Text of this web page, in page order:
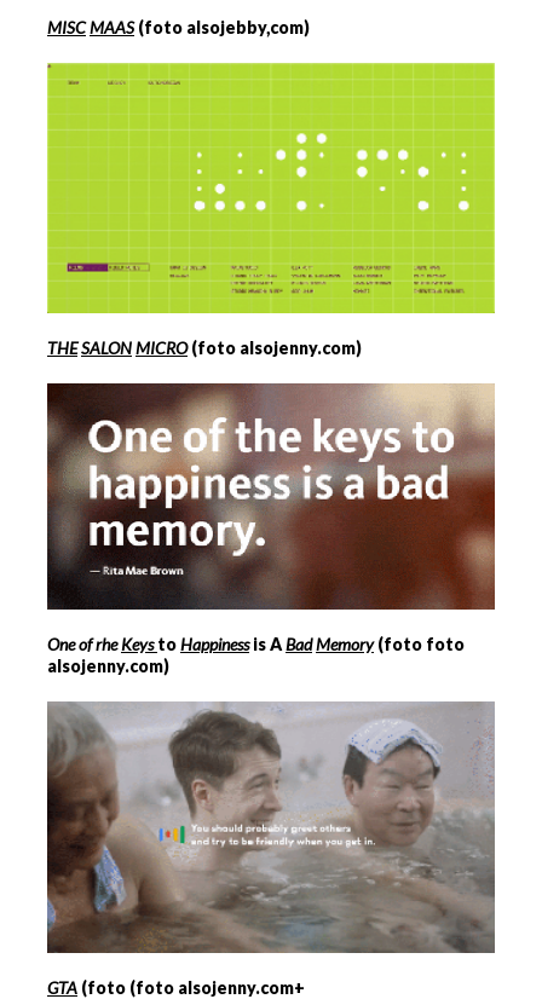
MISCMAAS(foto alsojebby,com)
THESALONMICRO(foto alsojenny.com)
One of rhe KeystoHappinessisABadMemory(foto foto
alsojenny.com)
GTA (foto (foto alsojenny.com+